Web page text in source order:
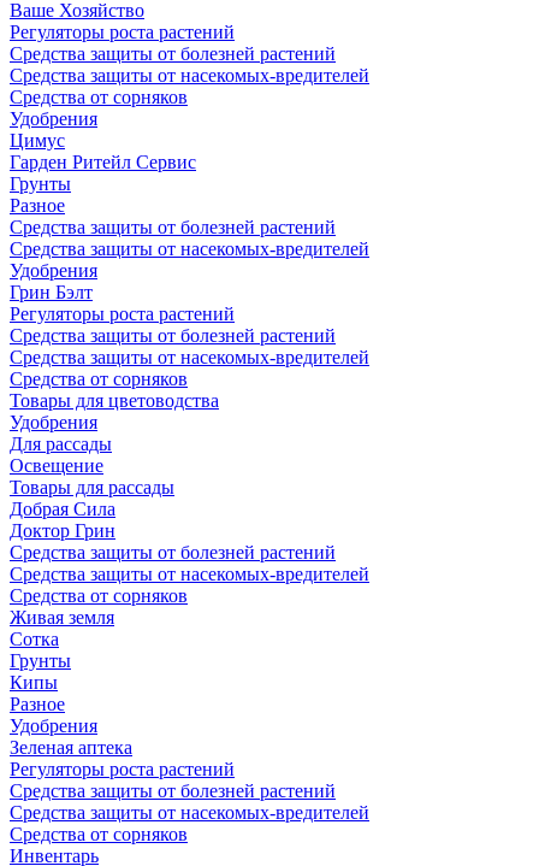
Ваше Хозяйство
Регуляторы роста растений
Средства защиты от болезней растений
Средства защиты от насекомых-вредителей
Средства от сорняков
Удобрения
Цимус
Гарден Ритейл Сервис
Грунты
Разное
Средства защиты от болезней растений
Средства защиты от насекомых-вредителей
Удобрения
Грин Бэлт
Регуляторы роста растений
Средства защиты от болезней растений
Средства защиты от насекомых-вредителей
Средства от сорняков
Товары для цветоводства
Удобрения
Для рассады
Освещение
Товары для рассады
Добрая Сила
Доктор Грин
Средства защиты от болезней растений
Средства защиты от насекомых-вредителей
Средства от сорняков
Живая земля
Сотка
Грунты
Кипы
Разное
Удобрения
Зеленая аптека
Регуляторы роста растений
Средства защиты от болезней растений
Средства защиты от насекомых-вредителей
Средства от сорняков
Инвентарь